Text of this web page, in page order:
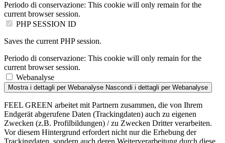
Periodo di conservazione: This cookie will only remain for the
current browser session.
PHP SESSION ID
Saves the current PHP session.
Periodo di conservazione: This cookie will only remain for the
current browser session.
Webanalyse
Mostra i dettagli per Webanalyse Nascondi i dettagli per Webanalyse
FEEL GREEN arbeitet mit Partnern zusammen, die von Ihrem
Endgerät abgerufene Daten (Trackingdaten) auch zu eigenen
Zwecken (z.B. Profilbildungen) / zu Zwecken Dritter verarbeiten.
Vor diesem Hintergrund erfordert nicht nur die Erhebung der
Trackingdaten, sondern auch deren Weiterverarbeitung durch diese